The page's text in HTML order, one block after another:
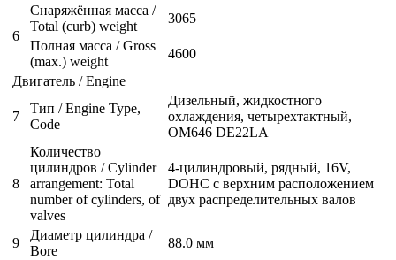
6
Снаряжённая масса /
Total (curb) weight
3065
Полная масса / Gross
(max.) weight
4600
Двигатель / Engine
7
Тип / Engine Type,
Code
Дизельный, жидкостного
охлаждения, четырехтактный,
OM646 DE22LA
8
Количество
цилиндров / Cylinder
arrangement: Total
number of cylinders, of
valves
4-цилиндровый, рядный, 16V,
DOHC с верхним расположением
двух распределительных валов
9
Диаметр цилиндра /
Bore
88.0 мм